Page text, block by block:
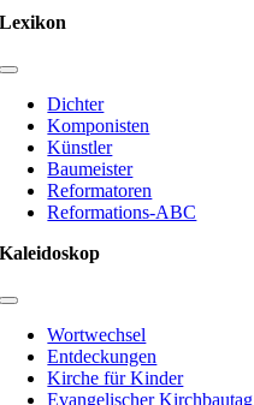
Lexikon
Toggle
Navigation
Dichter
Komponisten
Künstler
Baumeister
Reformatoren
Reformations-ABC
Kaleidoskop
Toggle
NavigationWortwechsel
Entdeckungen
Kirche für Kinder
Evangelischer Kirchbautag